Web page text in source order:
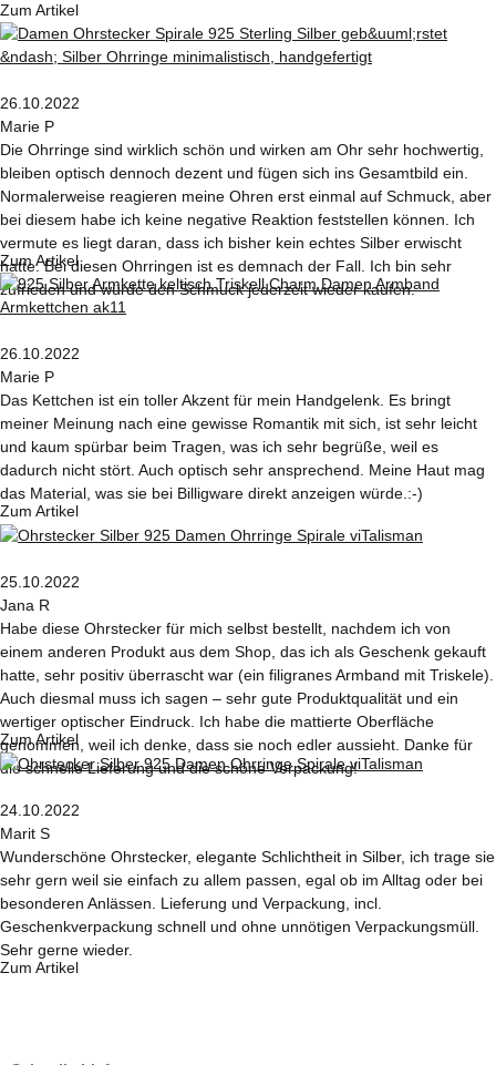
Zum Artikel
26.10.2022
Marie P
Die Ohrringe sind wirklich schön und wirken am Ohr sehr hochwertig,
bleiben optisch dennoch dezent und fügen sich ins Gesamtbild ein.
Normalerweise reagieren meine Ohren erst einmal auf Schmuck, aber
bei diesem habe ich keine negative Reaktion feststellen können. Ich
vermute es liegt daran, dass ich bisher kein echtes Silber erwischt
hatte. Bei diesen Ohrringen ist es demnach der Fall. Ich bin sehr
zufrieden und würde den Schmuck jederzeit wieder kaufen.
Zum Artikel
26.10.2022
Marie P
Das Kettchen ist ein toller Akzent für mein Handgelenk. Es bringt
meiner Meinung nach eine gewisse Romantik mit sich, ist sehr leicht
und kaum spürbar beim Tragen, was ich sehr begrüße, weil es
dadurch nicht stört. Auch optisch sehr ansprechend. Meine Haut mag
das Material, was sie bei Billigware direkt anzeigen würde.:-)
Zum Artikel
25.10.2022
Jana R
Habe diese Ohrstecker für mich selbst bestellt, nachdem ich von
einem anderen Produkt aus dem Shop, das ich als Geschenk gekauft
hatte, sehr positiv überrascht war (ein filigranes Armband mit Triskele).
Auch diesmal muss ich sagen – sehr gute Produktqualität und ein
wertiger optischer Eindruck. Ich habe die mattierte Oberfläche
genommen, weil ich denke, dass sie noch edler aussieht. Danke für
die schnelle Lieferung und die schöne Verpackung!
Zum Artikel
24.10.2022
Marit S
Wunderschöne Ohrstecker, elegante Schlichtheit in Silber, ich trage sie
sehr gern weil sie einfach zu allem passen, egal ob im Alltag oder bei
besonderen Anlässen. Lieferung und Verpackung, incl.
Geschenkverpackung schnell und ohne unnötigen Verpackungsmüll.
Sehr gerne wieder.
Zum Artikel